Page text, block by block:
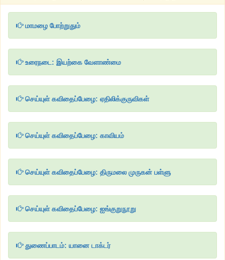
மாமழை போற்றுதும்
உரைநடை: இயற்கை வேளாண்மை
செய்யுள் கவிதைப்பேழை: ஏதிலிக்குருவிகள்
செய்யுள் கவிதைப்பேழை: காவியம்
செய்யுள் கவிதைப்பேழை: திருமலை முருகன் பள்ளு
செய்யுள் கவிதைப்பேழை: ஐங்குறுநூறு
துணைப்பாடம்: யானை டாக்டர்